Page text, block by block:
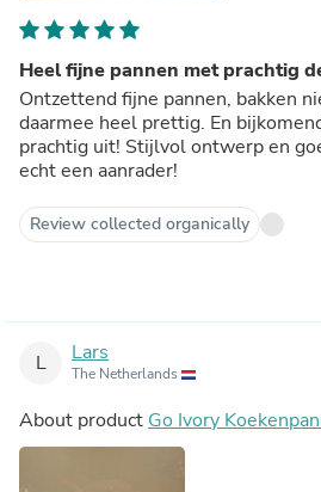
Heel fijne pannen met prachtig
Ontzettend fijne pannen, bakken
daarmee heel prettig. En
prachtig uit! Stijlvol ontwerp en
echt een aanrader!
Review collected organically
L Lars
The Netherlands
About product Go Ivory